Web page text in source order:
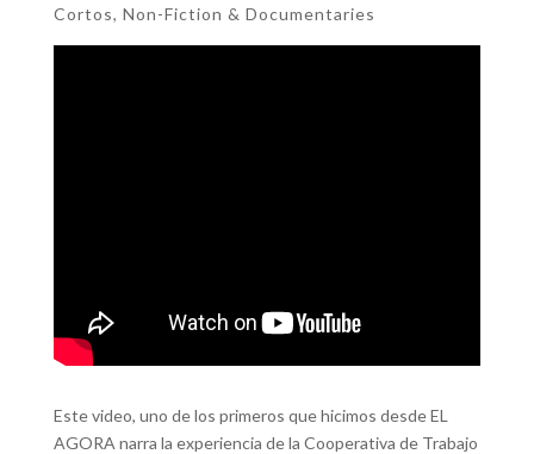
Cortos, Non-Fiction & Documentaries
Este video, uno de los primeros que hicimos desde EL
AGORA narra la experiencia de la Cooperativa de Trabajo